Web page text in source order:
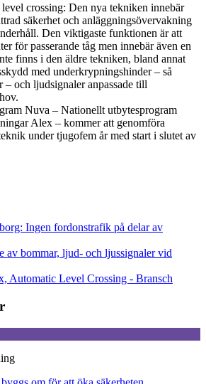
crossing: Den nya tekniken innebär
säkerhet och anläggningsövervakning
Den viktigaste funktionen är att
för passerande tåg men innebär även en
finns i den äldre tekniken, bland annat
med underkrypningshinder – så
– och ljudsignaler anpassade till
Nuva – Nationellt utbytesprogram
Alex – kommer att genomföra
under tjugofem år med start i slutet av
Ingen fordonstrafik på delar av
av bommar, ljud- och ljussignaler vid
Automatic Level Crossing - Bransch